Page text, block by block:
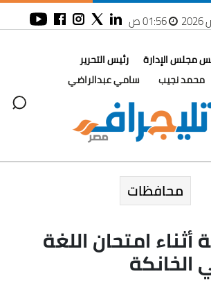
01:56 ص
مجلس الإدارة
محمد نجيب
رئيس التحرير
سامي عبدالراضي
محافظات
أثناء امتحان اللغة
الخانكة